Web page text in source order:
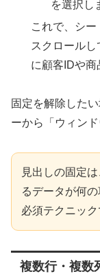
を選択し
これで、シ
スクロール
に顧客IDや商
固定を解除した
ーから「ウィン
見出しの固定
るデータが何
必須テクニック
複数行・複数